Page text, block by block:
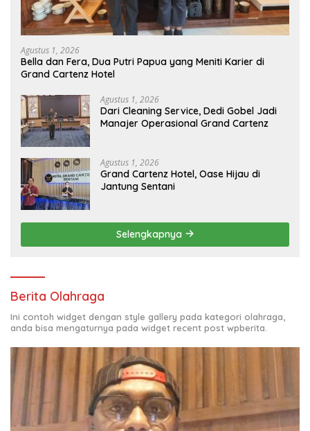
Agustus 1, 2026
Bella dan Fera, Dua Putri Papua yang Meniti Karier di
Grand Cartenz Hotel
Agustus 1, 2026
Dari Cleaning Service, Dedi Gobel Jadi
Manajer Operasional Grand Cartenz
Agustus 1, 2026
Grand Cartenz Hotel, Oase Hijau di
Jantung Sentani
Selengkapnya
Berita Olahraga
Ini contoh widget dengan style gallery pada kategori olahraga,
anda bisa mengaturnya pada widget recent post wpberita.